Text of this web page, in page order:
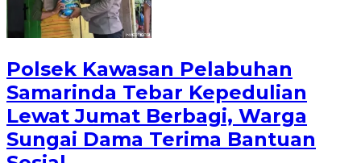
Polsek Kawasan Pelabuhan
Samarinda Tebar Kepedulian
Lewat Jumat Berbagi, Warga
Sungai Dama Terima Bantuan